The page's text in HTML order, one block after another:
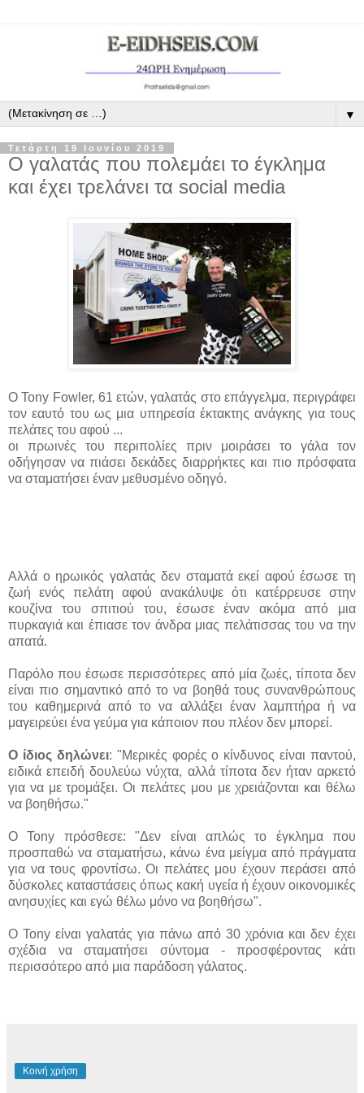
▼
Τετάρτη 19 Ιουνίου 2019
Ο γαλατάς που πολεμάει το έγκλημα
και έχει τρελάνει τα social media
Ο Tony Fowler, 61 ετών, γαλατάς στο επάγγελμα, περιγράφει
τον εαυτό του ως μια υπηρεσία έκτακτης ανάγκης για τους
πελάτες του αφού ...
οι πρωινές του περιπολίες πριν μοιράσει το γάλα τον
οδήγησαν να πιάσει δεκάδες διαρρήκτες και πιο πρόσφατα
να σταματήσει έναν μεθυσμένο οδηγό.
Αλλά ο ηρωικός γαλατάς δεν σταματά εκεί αφού έσωσε τη
ζωή ενός πελάτη αφού ανακάλυψε ότι κατέρρευσε στην
κουζίνα του σπιτιού του, έσωσε έναν ακόμα από μια
πυρκαγιά και έπιασε τον άνδρα μιας πελάτισσας του να την
απατά.
Παρόλο που έσωσε περισσότερες από μία ζωές, τίποτα δεν
είναι πιο σημαντικό από το να βοηθά τους συνανθρώπους
του καθημερινά από το να αλλάξει έναν λαμπτήρα ή να
μαγειρεύει ένα γεύμα για κάποιον που πλέον δεν μπορεί.
Ο ίδιος δηλώνει: "Μερικές φορές ο κίνδυνος είναι παντού,
ειδικά επειδή δουλεύω νύχτα, αλλά τίποτα δεν ήταν αρκετό
για να με τρομάξει. Οι πελάτες μου με χρειάζονται και θέλω
να βοηθήσω."
Ο Tony πρόσθεσε: "Δεν είναι απλώς το έγκλημα που
προσπαθώ να σταματήσω, κάνω ένα μείγμα από πράγματα
για να τους φροντίσω. Οι πελάτες μου έχουν περάσει από
δύσκολες καταστάσεις όπως κακή υγεία ή έχουν οικονομικές
ανησυχίες και εγώ θέλω μόνο να βοηθήσω".
Ο Tony είναι γαλατάς για πάνω από 30 χρόνια και δεν έχει
σχέδια να σταματήσει σύντομα - προσφέροντας κάτι
περισσότερο από μια παράδοση γάλατος.
Κοινή χρήση